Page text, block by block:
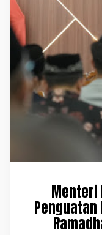
Menteri